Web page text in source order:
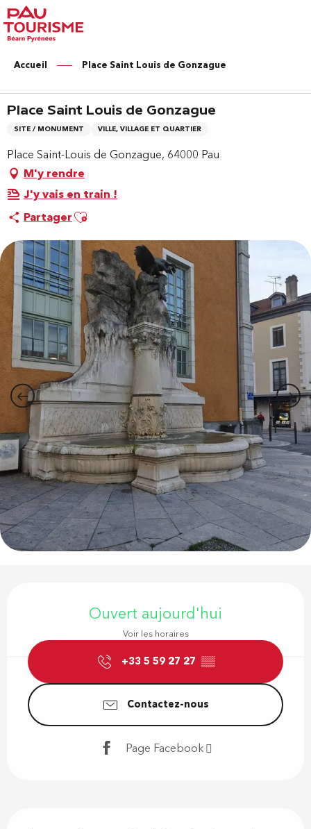
Aller
au
contenu
principal
Accueil Place Saint Louis de Gonzague
Place Saint Louis de Gonzague
SITE / MONUMENT VILLE, VILLAGE ET QUARTIER
Place Saint-Louis de Gonzague, 64000 Pau
M'y rendre
J'y vais en train !
PartagerAjouter aux favoris
Ouvert aujourd'hui
Voir les horaires
+33 5 59 27 27 ▒▒
Contactez-nous
Page Facebook